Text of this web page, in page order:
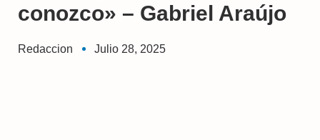
conozco» – Gabriel Araújo
Redaccion Julio 28, 2025